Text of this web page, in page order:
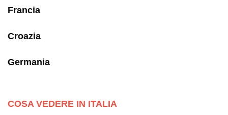
Francia
Croazia
Germania
COSA VEDERE IN ITALIA